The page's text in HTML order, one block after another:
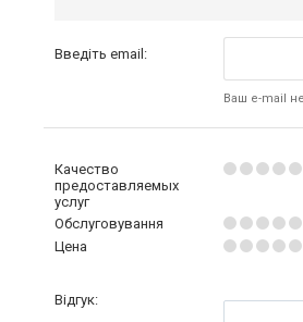
Введіть email:
Ваш e-mail
Качество
предоставляемых
услуг
Обслуговування
Цена
Відгук: